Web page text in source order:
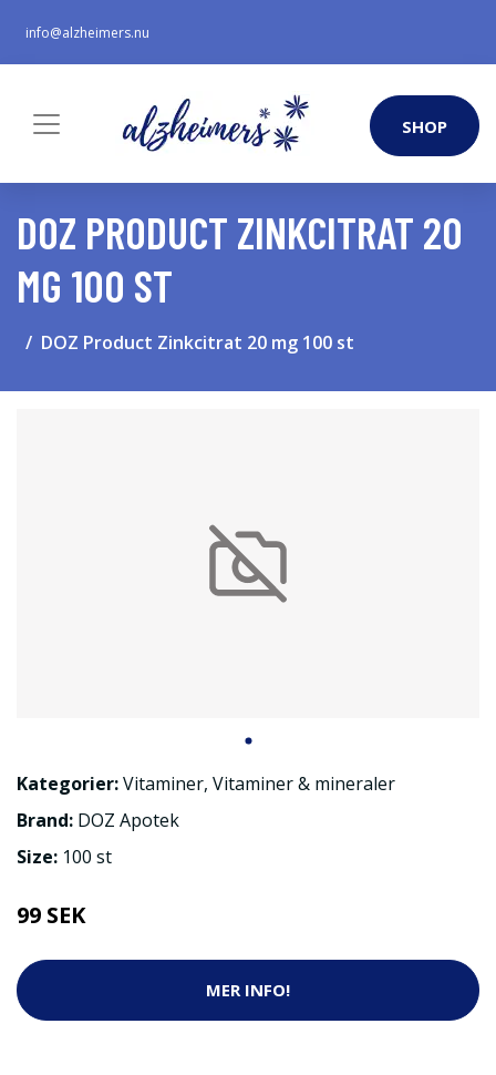
info@alzheimers.nu
SHOP
DOZ PRODUCT ZINKCITRAT 20
MG 100 ST
DOZ Product Zinkcitrat 20 mg 100 st
Kategorier:Vitaminer, Vitaminer & mineraler
Brand: DOZ Apotek
Size: 100 st
99 SEK
MER INFO!